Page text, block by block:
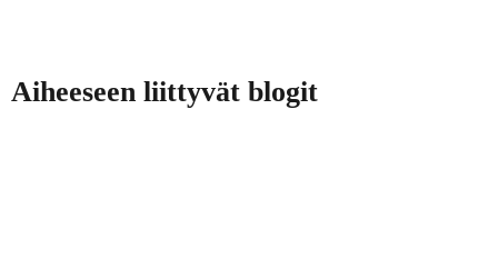
Aiheeseen liittyvät blogit